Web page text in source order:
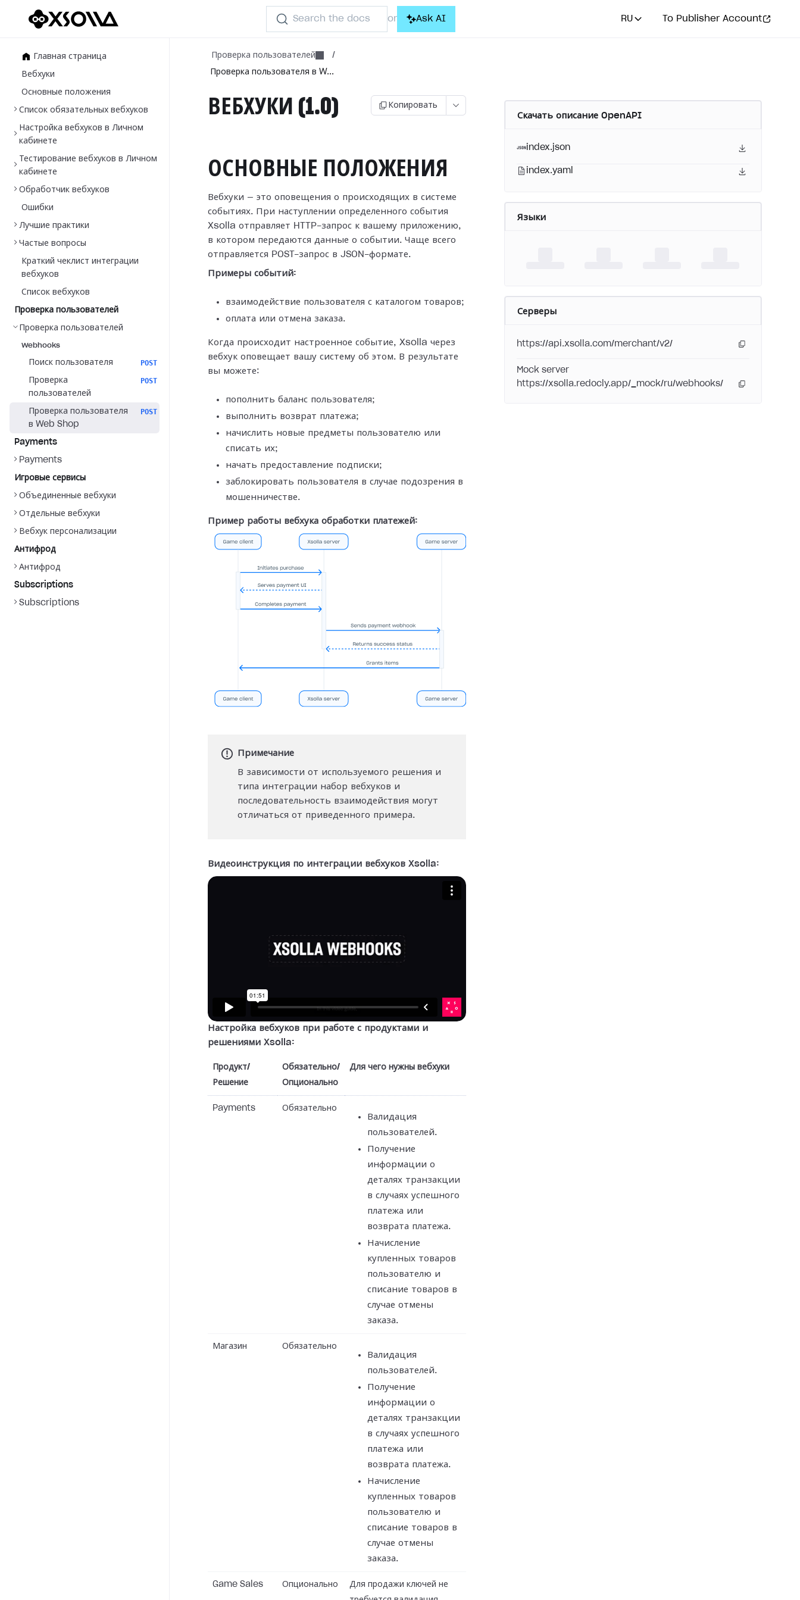
Search the docs or Ask AI RU To Publisher Account
Главная страница
Вебхуки
Основные положения
Список обязательных вебхуков
Настройка вебхуков в Личном
кабинете
Тестирование вебхуков в Личном
кабинете
Обработчик вебхуков
Ошибки
Лучшие практики
Частые вопросы
Краткий чеклист интеграции
вебхуков
Список вебхуков
Проверка пользователей
Проверка пользователей
Webhooks
Поиск пользователя POST
Проверка
пользователей
POST
Проверка пользователя
в Web Shop
POST
Payments
Payments
Игровые сервисы
Объединенные вебхуки
Отдельные вебхуки
Вебхук персонализации
Антифрод
Антифрод
Subscriptions
Subscriptions
Проверка пользователей
/
Проверка пользователя в W...
ВЕБХУКИ (1.0) Копировать
ОСНОВНЫЕ ПОЛОЖЕНИЯ
Вебхуки — это оповещения о происходящих в системе
событиях. При наступлении определенного события
Xsolla отправляет HTTP-запрос к вашему приложению,
в котором передаются данные о событии. Чаще всего
отправляется POST-запрос в JSON-формате.
Примеры событий:
взаимодействие пользователя с каталогом товаров;
оплата или отмена заказа.
Когда происходит настроенное событие, Xsolla через
вебхук оповещает вашу систему об этом. В результате
вы можете:
пополнить баланс пользователя;
выполнить возврат платежа;
начислить новые предметы пользователю или
списать их;
начать предоставление подписки;
заблокировать пользователя в случае подозрения в
мошенничестве.
Пример работы вебхука обработки платежей:
Примечание
В зависимости от используемого решения и
типа интеграции набор вебхуков и
последовательность взаимодействия могут
отличаться от приведенного примера.
Видеоинструкция по интеграции вебхуков Xsolla:
Настройка вебхуков при работе с продуктами и
решениями Xsolla:
Продукт/
Решение
Обязательно/
Опционально
Для чего нужны вебхуки
Payments Обязательно
Валидация
пользователей.
Получение
информации о
деталях транзакции
в случаях успешного
платежа или
возврата платежа.
Начисление
купленных товаров
пользователю и
списание товаров в
случае отмены
заказа.
Магазин Обязательно
Валидация
пользователей.
Получение
информации о
деталях транзакции
в случаях успешного
платежа или
возврата платежа.
Начисление
купленных товаров
пользователю и
списание товаров в
случае отмены
заказа.
Game Sales Опционально
Для продажи ключей не
Скачать описание OpenAPI
index.json
index.yaml
Языки
Серверы
https://api.xsolla.com/merchant/v2/
Mock server
https://xsolla.redocly.app/_mock/ru/webhooks/